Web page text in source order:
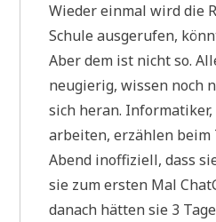
Wieder einmal wird die
Schule ausgerufen,
Aber dem ist nicht so.
neugierig, wissen noch
sich heran. Informatiker,
arbeiten, erzählen beim
Abend inoffiziell, dass
sie zum ersten Mal
danach hätten sie 3